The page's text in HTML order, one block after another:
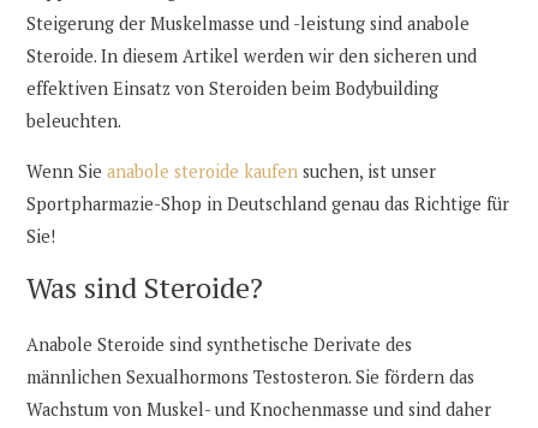
Steigerung der Muskelmasse und -leistung sind anabole
Steroide. In diesem Artikel werden wir den sicheren und
effektiven Einsatz von Steroiden beim Bodybuilding
beleuchten.
Wenn Sieanabole steroide kaufen suchen, ist unser
Sportpharmazie-Shop in Deutschland genau das Richtige für
Sie!
Was sind Steroide?
Anabole Steroide sind synthetische Derivate des
männlichen Sexualhormons Testosteron. Sie fördern das
Wachstum von Muskel- und Knochenmasse und sind daher